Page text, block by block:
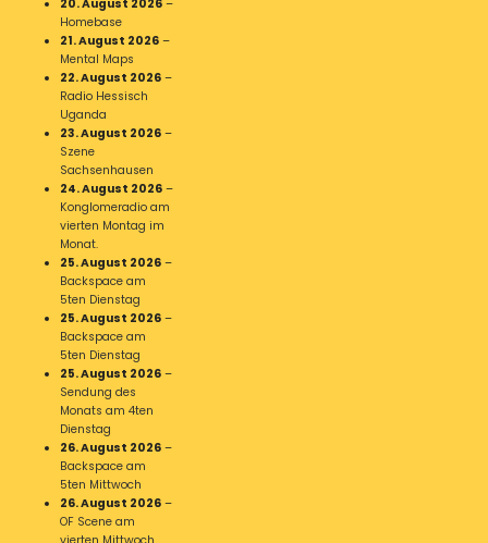
20. August 2026 –
Homebase
21. August 2026 –
Mental Maps
22. August 2026 –
Radio Hessisch
Uganda
23. August 2026 –
Szene
Sachsenhausen
24. August 2026 –
Konglomeradio am
vierten Montag im
Monat.
25. August 2026 –
Backspace am
5ten Dienstag
25. August 2026 –
Backspace am
5ten Dienstag
25. August 2026 –
Sendung des
Monats am 4ten
Dienstag
26. August 2026 –
Backspace am
5ten Mittwoch
26. August 2026 –
OF Scene am